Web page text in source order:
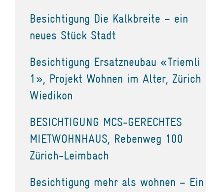
Besichtigung Die Kalkbreite – ein
neues Stück Stadt
Besichtigung Ersatzneubau «Triemli
1», Projekt Wohnen im Alter, Zürich
Wiedikon
BESICHTIGUNG MCS-GERECHTES
MIETWOHNHAUS, Rebenweg 100
Zürich-Leimbach
Besichtigung mehr als wohnen – Ein